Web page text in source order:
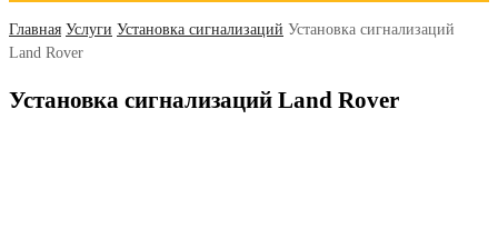
Главная Услуги Установка сигнализаций Установка сигнализаций
Land Rover
Установка сигнализаций Land Rover